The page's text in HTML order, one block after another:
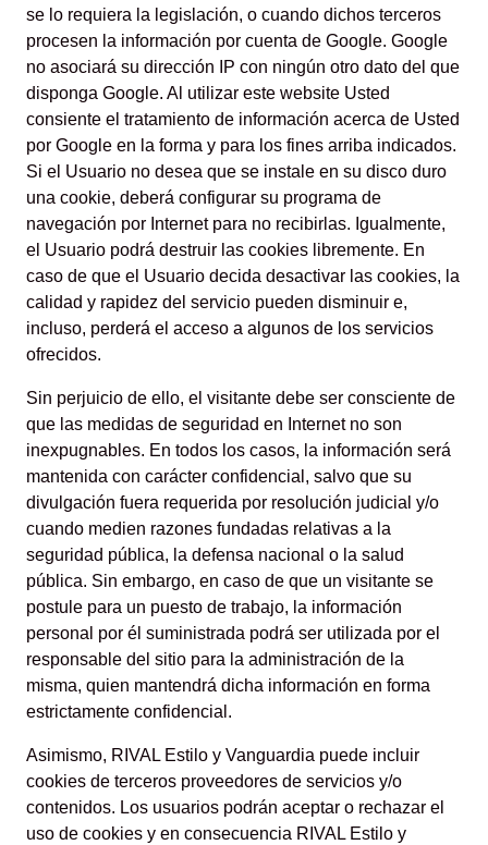
se lo requiera la legislación, o cuando dichos terceros
procesen la información por cuenta de Google. Google
no asociará su dirección IP con ningún otro dato del que
disponga Google. Al utilizar este website Usted
consiente el tratamiento de información acerca de Usted
por Google en la forma y para los fines arriba indicados.
Si el Usuario no desea que se instale en su disco duro
una cookie, deberá configurar su programa de
navegación por Internet para no recibirlas. Igualmente,
el Usuario podrá destruir las cookies libremente. En
caso de que el Usuario decida desactivar las cookies, la
calidad y rapidez del servicio pueden disminuir e,
incluso, perderá el acceso a algunos de los servicios
ofrecidos.
Sin perjuicio de ello, el visitante debe ser consciente de
que las medidas de seguridad en Internet no son
inexpugnables. En todos los casos, la información será
mantenida con carácter confidencial, salvo que su
divulgación fuera requerida por resolución judicial y/o
cuando medien razones fundadas relativas a la
seguridad pública, la defensa nacional o la salud
pública. Sin embargo, en caso de que un visitante se
postule para un puesto de trabajo, la información
personal por él suministrada podrá ser utilizada por el
responsable del sitio para la administración de la
misma, quien mantendrá dicha información en forma
estrictamente confidencial.
Asimismo, RIVAL Estilo y Vanguardia puede incluir
cookies de terceros proveedores de servicios y/o
contenidos. Los usuarios podrán aceptar o rechazar el
uso de cookies y en consecuencia RIVAL Estilo y